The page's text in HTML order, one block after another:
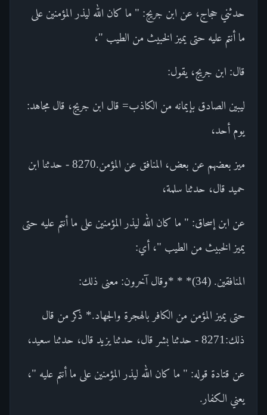
حدثني حجاج، عن ابن جريج: " ما كان الله ليذر المؤمنين على
ما أنتم عليه حتى يميز الخبيث من الطيب "،
قال: ابن جريج، يقول:
ليبين الصادق بإيمانه من الكاذب= قال ابن جريج، قال مجاهد:
يوم أحد،
ميز بعضهم عن بعض، المنافق عن المؤمن.8270 - حدثنا ابن
حميد قال، حدثنا سلمة،
عن ابن إسحاق: " ما كان الله ليذر المؤمنين على ما أنتم عليه حتى
يميز الخبيث من الطيب "، أي:
المنافقين. (34)* * *وقال آخرون: معنى ذلك:
حتى يميز المؤمن من الكافر بالهجرة والجهاد.* ذكر من قال
ذلك:8271 - حدثنا بشر قال، حدثنا يزيد قال، حدثنا سعيد،
عن قتادة قوله: " ما كان الله ليذر المؤمنين على ما أنتم عليه "،
يعني الكفار.